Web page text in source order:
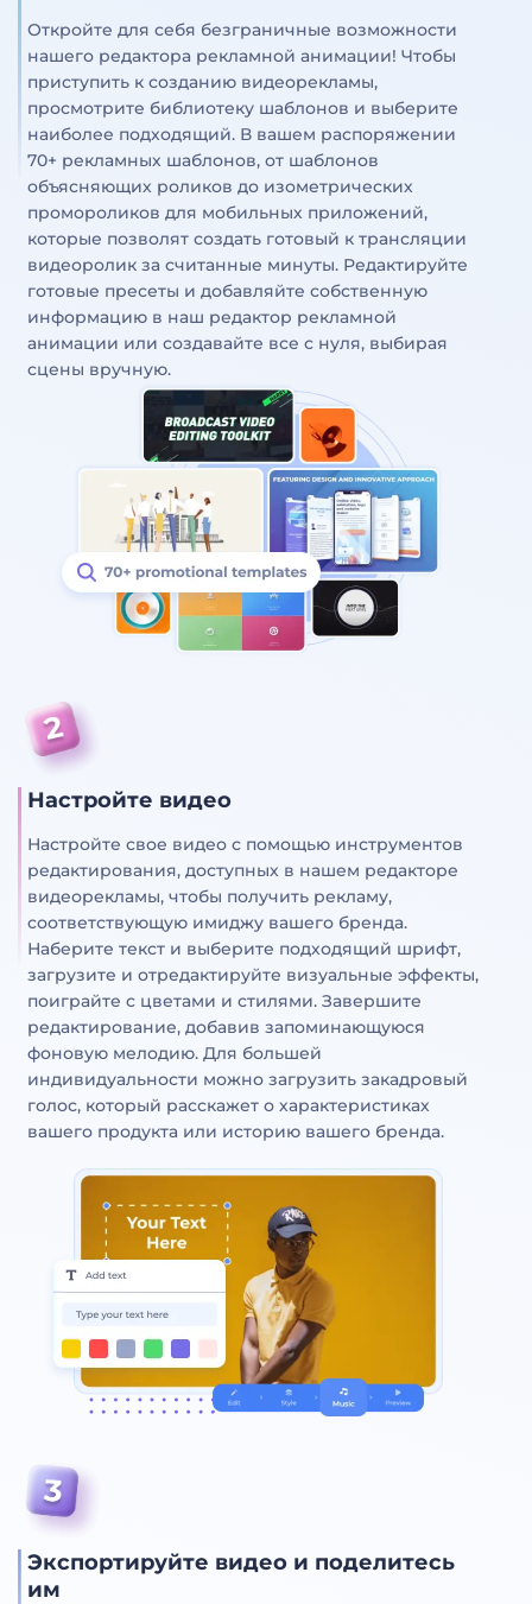
Откройте для себя безграничные возможности
нашего редактора рекламной анимации! Чтобы
приступить к созданию видеорекламы,
просмотрите библиотеку шаблонов и выберите
наиболее подходящий. В вашем распоряжении
70+ рекламных шаблонов, от шаблонов
объясняющих роликов до изометрических
промороликов для мобильных приложений,
которые позволят создать готовый к трансляции
видеоролик за считанные минуты. Редактируйте
готовые пресеты и добавляйте собственную
информацию в наш редактор рекламной
анимации или создавайте все с нуля, выбирая
сцены вручную.
Настройте видео
Настройте свое видео с помощью инструментов
редактирования, доступных в нашем редакторе
видеорекламы, чтобы получить рекламу,
соответствующую имиджу вашего бренда.
Наберите текст и выберите подходящий шрифт,
загрузите и отредактируйте визуальные эффекты,
поиграйте с цветами и стилями. Завершите
редактирование, добавив запоминающуюся
фоновую мелодию. Для большей
индивидуальности можно загрузить закадровый
голос, который расскажет о характеристиках
вашего продукта или историю вашего бренда.
Экспортируйте видео и поделитесь
им